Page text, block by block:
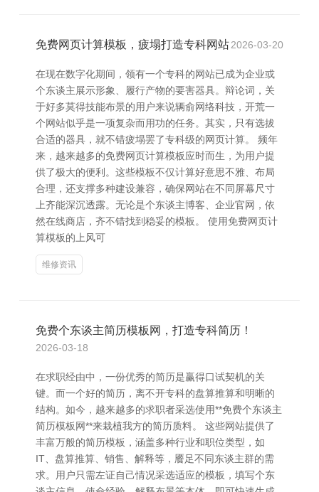
免费网页计算模板，疲塌打造专科网站2026-03-20
在现在数字化期间，领有一个专科的网站已成为企业或
个东谈主展示形象、履行产物的要害器具。辩论词，关
于好多莫得技能布景的用户来说辆俞网络科技，开荒一
个网站似乎是一项复杂而用功的任务。其实，只有选拔
合适的器具，就不错疲塌罢了专科级的网页计算。 频年
来，越来越多的免费网页计算模板应时而生，为用户提
供了极大的便利。这些模板不仅计算好意思不雅、布局
合理，还支撑多种建设兼容，确保网站在不同屏幕尺寸
上齐能深沉透露。无论是个东谈主博客、企业官网，依
然在线商店，齐不错找到稳妥的模板。 使用免费网页计
算模板的上风可
维修资讯
免费个东谈主简历模板网，打造专科简历！
2026-03-18
在求职经由中，一份优秀的简历是赢得口试契机的关
键。而一个好的简历，离不开专科的盘算推算和明晰的
结构。如今，越来越多的求职者采选使用**免费个东谈主
简历模板网**来栽植我方的简历质料。 这些网站提供了
丰富万般的简历模板，涵盖多种行业和职位类型，如
IT、盘算推算、销售、解释等，餍足不同东谈主群的需
求。用户只需左证自己情况采选适应的模板，填写个东